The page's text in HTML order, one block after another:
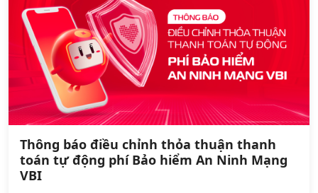
Thông báo điều chỉnh thỏa thuận thanh
toán tự động phí Bảo hiểm An Ninh Mạng
VBI